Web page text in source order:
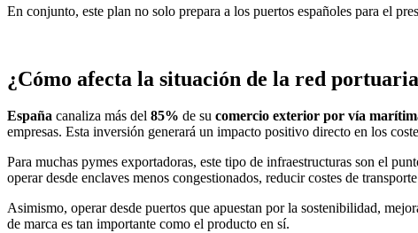
En conjunto, este plan no solo prepara a los puertos españoles para el
¿Cómo afecta la situación de la red
España canaliza más del 85% de su comercio exterior por vía
empresas. Esta inversión generará un impacto positivo directo en los
Para muchas pymes exportadoras, este tipo de infraestructuras son el
operar desde enclaves menos congestionados, reducir costes de
Asimismo, operar desde puertos que apuestan por la sostenibilidad,
de marca es tan importante como el producto en sí.